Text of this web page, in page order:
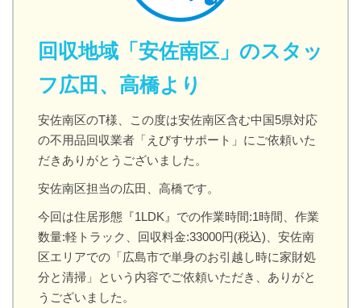
回収地域「安佐南区」のスタッ
フ広田、高橋より
安佐南区のT様、この度は安佐南区含む中国5県対応
の不用品回収業者「えびすサポート」にご依頼いた
だきありがとうございました。
安佐南区担当の広田、高橋です。
今回は住居形態『1LDK』での作業時間:1時間、作業
数量:軽トラック、回収料金:33000円(税込)、安佐南
区エリアでの「広島市で単身のお引越し時に家財処
分と清掃」という内容でご依頼いただき、ありがと
うございました。